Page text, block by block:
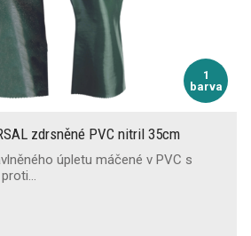
1
barva
zdrsněné PVC nitril 35cm
úpletu máčené v PVC s